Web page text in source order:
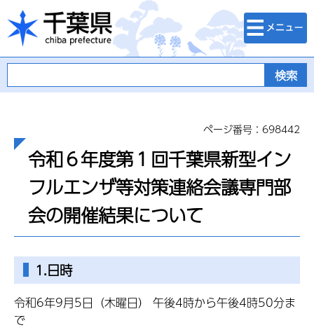
千葉県
検索・メニュ
ー
ページ番号：698442
令和６年度第１回千葉県新型イン
フルエンザ等対策連絡会議専門部
会の開催結果について
1.日時
令和6年9月5日（木曜日） 午後4時から午後4時50分ま
で